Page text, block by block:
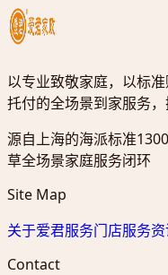
以专业致敬家庭，以标
托付的全场景到家服务
源自上海的海派标准
草全场景家庭服务闭环
Site Map
关于爱君服务门店服务
Contact